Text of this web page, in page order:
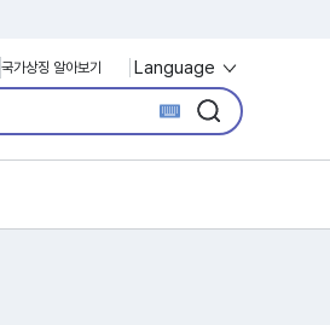
국가상징 알아보기 Language
검색
검색